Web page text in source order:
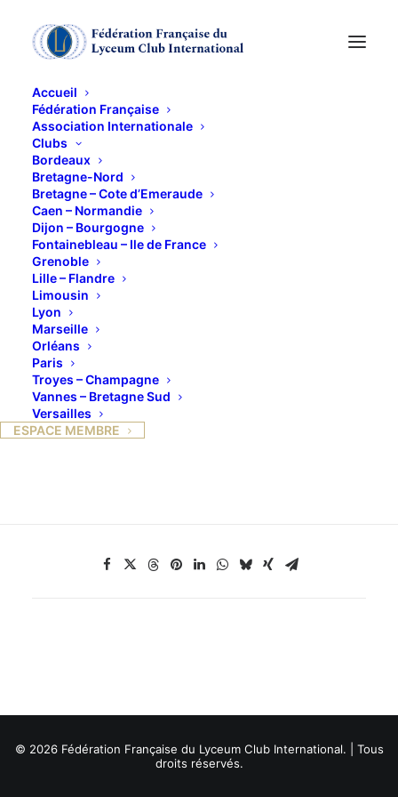
Accueil
Fédération Française
Association Internationale
Clubs
Bordeaux
Bretagne-Nord
Bretagne – Cote d’Emeraude
Caen – Normandie
Dijon – Bourgogne
Fontainebleau – Ile de France
Grenoble
Lille – Flandre
Limousin
Lyon
Marseille
Orléans
Paris
Troyes – Champagne
Vannes – Bretagne Sud
Versailles
ESPACE MEMBRE
Accueil des clubs de
Dijon et Lyon
Les 26 et 27 mars.
Programme en cours d’élaboration (précisions en
Janvier).
Jeudi, soirée d’accueil : conférence de M-O Tourmen
© 2026 Fédération Française du Lyceum Club International. | Tous
droits réservés.